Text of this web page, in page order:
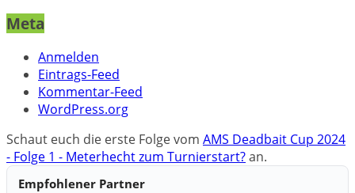
Meta
Anmelden
Eintrags-Feed
Kommentar-Feed
WordPress.org
Schaut euch die erste Folge vom AMS Deadbait Cup 2024
- Folge 1 - Meterhecht zum Turnierstart?an.
Empfohlener Partner